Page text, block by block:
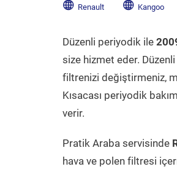
Renault Kangoo
Düzenli periyodik ile
size hizmet eder.
filtrenizi değiştirmeniz,
Kısacası periyodik
verir.
Pratik Araba servisinde
hava ve polen filtresi